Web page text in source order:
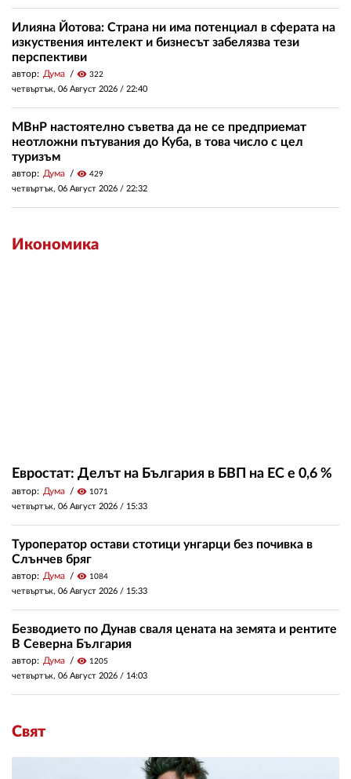
Илияна Йотова: Страна ни има потенциал в сферата на
изкуствения интелект и бизнесът забелязва тези
перспективи
автор: Дума visibility 322
четвъртък, 06 Август 2026 / 22:40
МВнР настоятелно съветва да не се предприемат
неотложни пътувания до Куба, в това число с цел
туризъм
автор: Дума visibility 429
четвъртък, 06 Август 2026 / 22:32
Икономика
Евростат: Делът на България в БВП на ЕС е 0,6 %
автор: Дума visibility 1071
четвъртък, 06 Август 2026 / 15:33
Туроператор остави стотици унгарци без почивка в
Слънчев бряг
автор: Дума visibility 1084
четвъртък, 06 Август 2026 / 15:33
Безводието по Дунав сваля цената на земята и рентите
В Северна България
автор: Дума visibility 1205
четвъртък, 06 Август 2026 / 14:03
Свят